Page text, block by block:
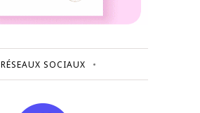
RÉSEAUX SOCIAUX